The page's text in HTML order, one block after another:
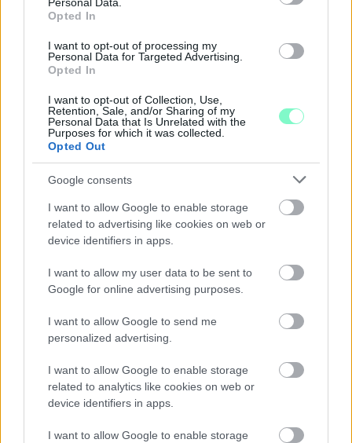
Opted In
I want to opt-out of processing my
Personal Data for Targeted Advertising.
Opted In
I want to opt-out of Collection, Use,
Retention, Sale, and/or Sharing of my
Personal Data that Is Unrelated with the
Purposes for which it was collected.
Opted Out
Google consents
I want to allow Google to enable storage
related to advertising like cookies on web or
device identifiers in apps.
I want to allow my user data to be sent to
Google for online advertising purposes.
I want to allow Google to send me
personalized advertising.
I want to allow Google to enable storage
related to analytics like cookies on web or
device identifiers in apps.
I want to allow Google to enable storage
CZUNYINÉ HARCA A GMAIL ÉS AZ ÖNKÉNY ELLEN
- LETILTOTTA A GOOGLE A VÉDVONAL LEVELEZŐ
FIÓKJÁT
Nem vicc! A Fidesz maradéka tényleg egy ingyenes e-mail
szolgáltatást használt, hogy megvédje a Fidesz maradékát.
Szólj hozzá!